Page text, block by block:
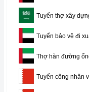
Tuyển thợ xây
Tuyển bảo vệ đi
Thợ hàn đường
Tuyển công nhân